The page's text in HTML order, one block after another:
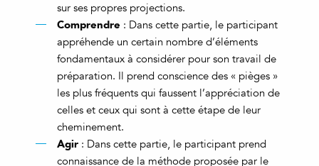
sur ses propres projections.
Comprendre : Dans cette partie, le participant
appréhende un certain nombre d’éléments
fondamentaux à considérer pour son travail de
préparation. Il prend conscience des « pièges »
les plus fréquents qui faussent l’appréciation de
celles et ceux qui sont à cette étape de leur
cheminement.
Agir : Dans cette partie, le participant prend
connaissance de la méthode proposée par le